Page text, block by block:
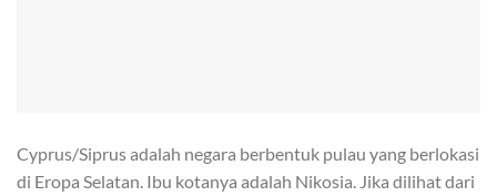
Cyprus/Siprus adalah negara berbentuk pulau yang berlokasi
di Eropa Selatan. Ibu kotanya adalah Nikosia. Jika dilihat dari